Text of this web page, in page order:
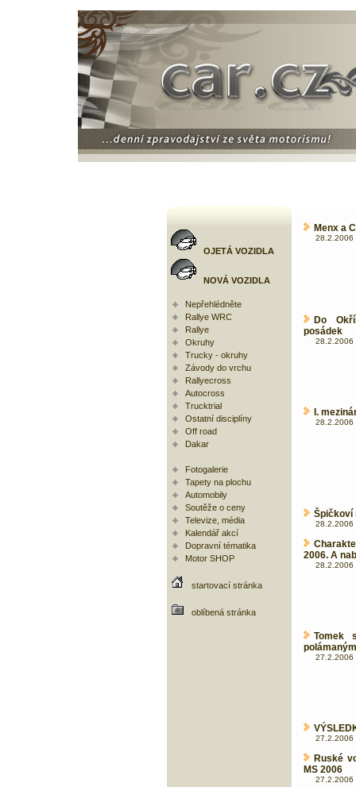
OJETÁ VOZIDLA
NOVÁ VOZIDLA
Nepřehlédněte
Rallye WRC
Rallye
Okruhy
Trucky - okruhy
Závody do vrchu
Rallyecross
Autocross
Trucktrial
Ostatní disciplíny
Off road
Dakar
Fotogalerie
Tapety na plochu
Automobily
Soutěže o ceny
Televize, média
Kalendář akcí
Dopravní tématika
Motor SHOP
startovací stránka
oblíbená stránka
Menx a
28.2.2006
Do
posádek
28.2.2006
I.
28.2.2006
Špičkoví
28.2.2006
2006. A
28.2.2006
Tomek
27.2.2006
27.2.2006
Ruské
MS 2006
27.2.2006